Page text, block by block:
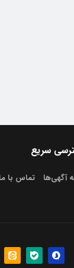
سریع
آگهی‌ها تماس با ما